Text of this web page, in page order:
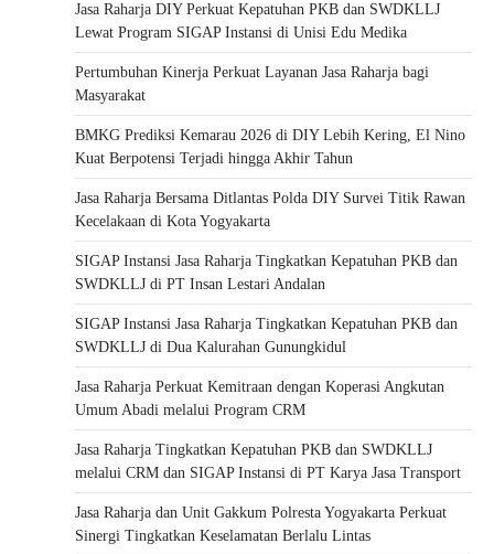
Jasa Raharja DIY Perkuat Kepatuhan PKB dan SWDKLLJ
Lewat Program SIGAP Instansi di Unisi Edu Medika
Pertumbuhan Kinerja Perkuat Layanan Jasa Raharja bagi
Masyarakat
BMKG Prediksi Kemarau 2026 di DIY Lebih Kering, El Nino
Kuat Berpotensi Terjadi hingga Akhir Tahun
Jasa Raharja Bersama Ditlantas Polda DIY Survei Titik Rawan
Kecelakaan di Kota Yogyakarta
SIGAP Instansi Jasa Raharja Tingkatkan Kepatuhan PKB dan
SWDKLLJ di PT Insan Lestari Andalan
SIGAP Instansi Jasa Raharja Tingkatkan Kepatuhan PKB dan
SWDKLLJ di Dua Kalurahan Gunungkidul
Jasa Raharja Perkuat Kemitraan dengan Koperasi Angkutan
Umum Abadi melalui Program CRM
Jasa Raharja Tingkatkan Kepatuhan PKB dan SWDKLLJ
melalui CRM dan SIGAP Instansi di PT Karya Jasa Transport
Jasa Raharja dan Unit Gakkum Polresta Yogyakarta Perkuat
Sinergi Tingkatkan Keselamatan Berlalu Lintas